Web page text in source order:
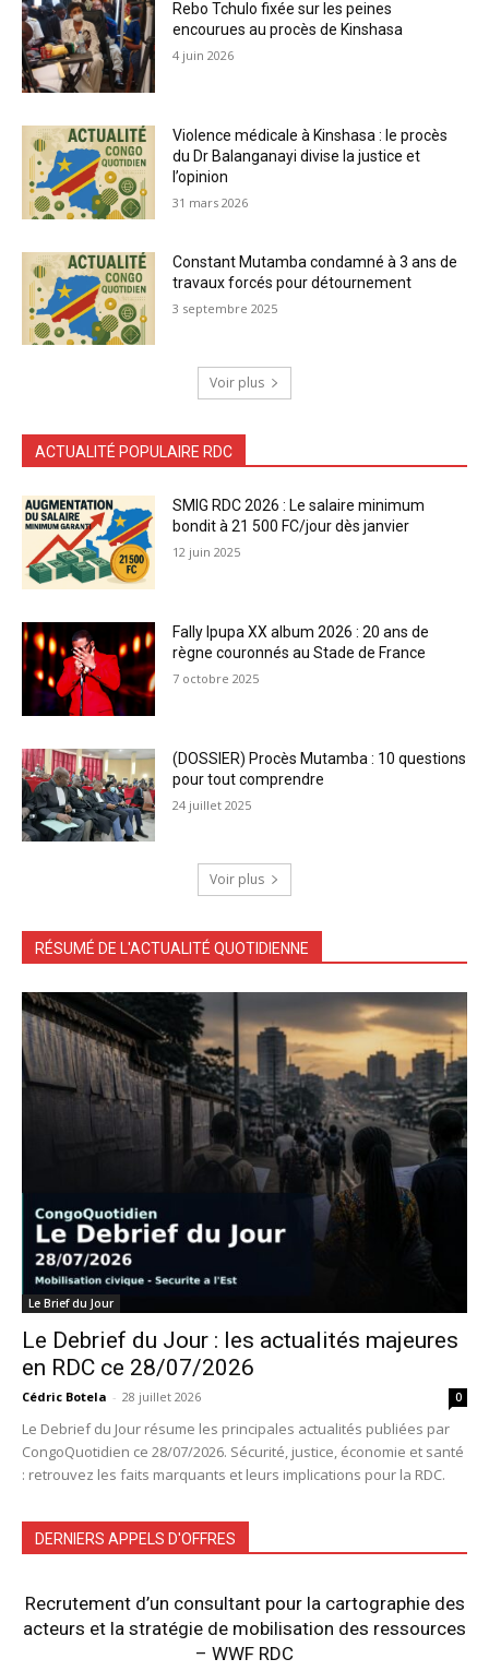
Rebo Tchulo fixée sur les peines
encourues au procès de Kinshasa
4 juin 2026
Violence médicale à Kinshasa : le procès
du Dr Balanganayi divise la justice et
l’opinion
31 mars 2026
Constant Mutamba condamné à 3 ans de
travaux forcés pour détournement
3 septembre 2025
Voir plus
ACTUALITÉ POPULAIRE RDC
SMIG RDC 2026 : Le salaire minimum
bondit à 21 500 FC/jour dès janvier
12 juin 2025
Fally Ipupa XX album 2026 : 20 ans de
règne couronnés au Stade de France
7 octobre 2025
(DOSSIER) Procès Mutamba : 10 questions
pour tout comprendre
24 juillet 2025
Voir plus
RÉSUMÉ DE L'ACTUALITÉ QUOTIDIENNE
Le Brief du Jour
Le Debrief du Jour : les actualités majeures
en RDC ce 28/07/2026
Cédric Botela - 28 juillet 2026 0
Le Debrief du Jour résume les principales actualités publiées par
CongoQuotidien ce 28/07/2026. Sécurité, justice, économie et santé
: retrouvez les faits marquants et leurs implications pour la RDC.
DERNIERS APPELS D'OFFRES
Recrutement d’un consultant pour la cartographie des
acteurs et la stratégie de mobilisation des ressources
– WWF RDC